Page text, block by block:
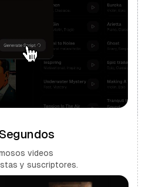
videos
y suscriptores.